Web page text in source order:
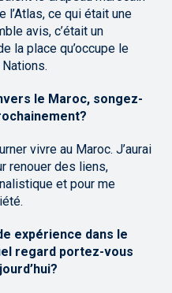
l’Atlas, ce qui était une
avis, c’était un
la place qu’occupe le
le Maroc, songez-
vivre au Maroc. J’aurai
renouer des liens,
et pour me
expérience dans le
regard portez-vous